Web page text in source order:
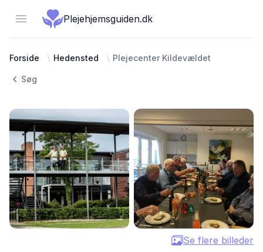
Open menuPlejehjemsguiden.dk
Forside Hedensted Plejecenter Kildevældet
Søg
Se flere billeder